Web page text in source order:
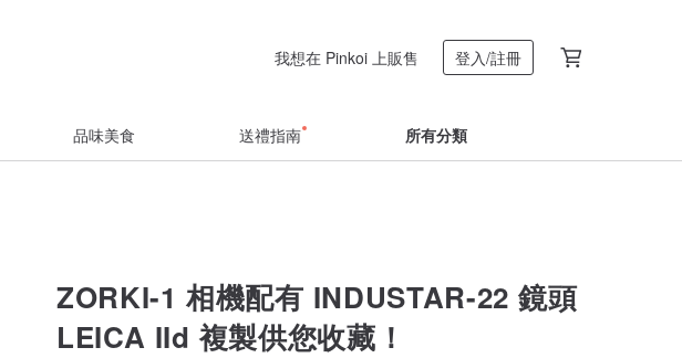
我想在 Pinkoi 上販售 登入/註冊
品味美食 送禮指南 所有分類
ZORKI-1 相機配有 INDUSTAR-22 鏡頭
LEICA IId 複製供您收藏！